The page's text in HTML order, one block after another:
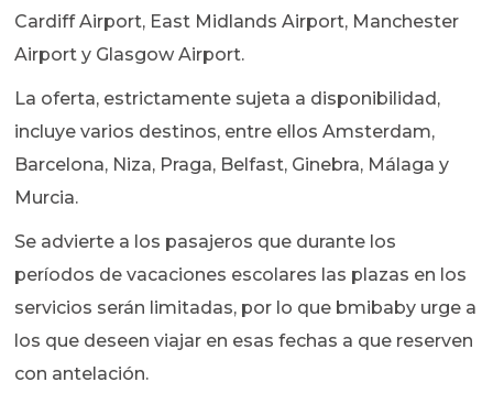
Cardiff Airport, East Midlands Airport, Manchester
Airport y Glasgow Airport.
La oferta, estrictamente sujeta a disponibilidad,
incluye varios destinos, entre ellos Amsterdam,
Barcelona, Niza, Praga, Belfast, Ginebra, Málaga y
Murcia.
Se advierte a los pasajeros que durante los
períodos de vacaciones escolares las plazas en los
servicios serán limitadas, por lo que bmibaby urge a
los que deseen viajar en esas fechas a que reserven
con antelación.